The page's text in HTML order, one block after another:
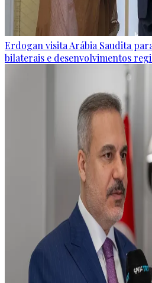
Erdogan visita Arábia Saudita
bilaterais e desenvolvimentos